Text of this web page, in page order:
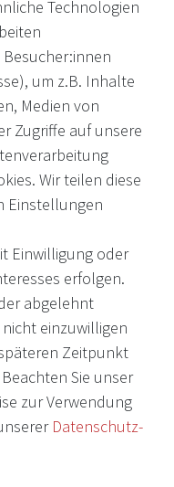
& mehr. Entdecken Sie
Ladengeschäft. Wenn
uns.
Technologien
um z.B. Inhalte
Medien von
Zugriffe auf unsere
Wir teilen diese
Einstellungen
Einwilligung oder
erfolgen.
abgelehnt
einzuwilligen
Zeitpunkt
Sie unser
zur Verwendung
Daten­schutz­